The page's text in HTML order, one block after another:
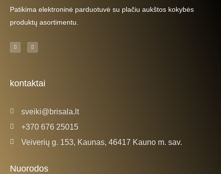
Patikima elektroninė parduotuvė su plačiu aukštos kokybės
produktų asortimentu.
F
a
c
-
f
I
n
s
m
kontaktai
sveiki@brisala.lt
+370 676 25015
Veiverių g. 153, Kaunas, 46417 Kauno m. sav.
Nuorodos